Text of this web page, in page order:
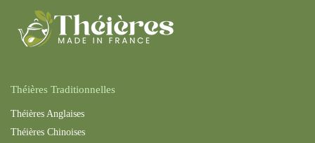
Théières Traditionnelles
Théières Anglaises
Théières Chinoises